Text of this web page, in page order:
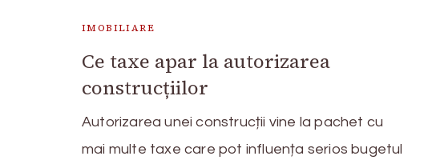
IMOBILIARE
Ce taxe apar la autorizarea
construcțiilor
Autorizarea unei construcții vine la pachet cu
mai multe taxe care pot influența serios bugetul